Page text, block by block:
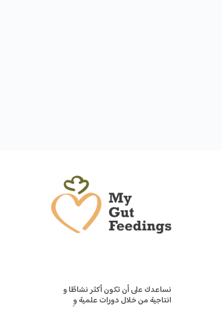
نساعدك على أن تكون أكثر نشاطًا و
انتاجية من خلال دورات علمية و